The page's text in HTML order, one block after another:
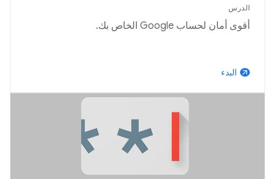
الدرس
أقوى أمان لحساب Google الخاص بك.
arrow_outward البدء